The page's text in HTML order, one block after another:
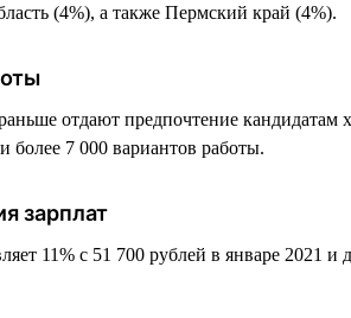
(4%), а также Пермский край (4%).
отдают предпочтение кандидатам
более 7 000 вариантов работы.
зарплат
11% с 51 700 рублей в январе 2021